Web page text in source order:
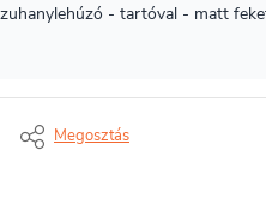
Megosztás